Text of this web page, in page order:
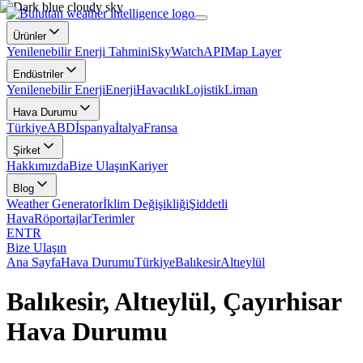
Ürünler
Yenilenebilir Enerji TahminiSkyWatchAPIMap Layer
Endüstriler
Yenilenebilir EnerjiEnerjiHavacılıkLojistikLiman
Hava Durumu
TürkiyeABDİspanyaİtalyaFransa
Şirket
HakkımızdaBize UlaşınKariyer
Blog
Weather Generatorİklim DeğişikliğiŞiddetli
HavaRöportajlarTerimler
ENTR
Bize Ulaşın
Ana SayfaHava DurumuTürkiyeBalıkesirAltıeylül
Balıkesir, Altıeylül, Çayırhisar
Hava Durumu